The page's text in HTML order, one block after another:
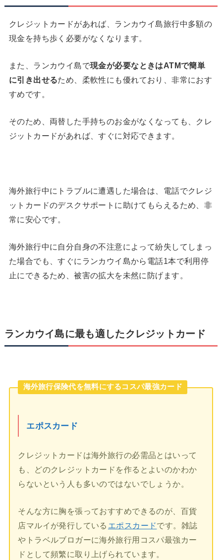
クレジットカードがあれば、ランカウイ島旅行中多額の
現金を持ち歩く必要がなくなります。
また、ランカウイ島で現金が必要なときはATMで簡単
に引き出せるため、柔軟性にも優れており、非常におす
すめです。
そのため、両替した手持ちのお金がなくなっても、クレ
ジットカードがあれば、すぐに対応できます。
海外旅行中にトラブルに遭遇した場合は、電話でクレジ
ットカードのデスクサポートに助けてもらえるため、非
常に安心です。
海外旅行中に自分自身の不注意によって紛失してしまっ
た場合でも、すぐにランカウイ島から電話1本で利用停
止にできるため、被害の拡大を未然に防げます。
ランカウイ島に最も適したクレジットカード
海外旅行保険代を無料にするコスパ最強カード
エポスカード
クレジットカードは海外旅行の必需品とはいって
も、どのクレジットカードを作るとよいのかわか
らないという人も多いのではないでしょうか。
そんな方に胸を張っておすすめできるのが、百貨
店マルイが発行している エポスカードです。雑誌
やトラベルブロガーに海外旅行用コスパ最強カー
ドとして頻繁に取り上げられています。